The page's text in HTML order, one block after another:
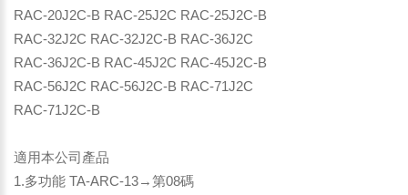
RAC-20J2C-B RAC-25J2C RAC-25J2C-B
RAC-32J2C RAC-32J2C-B RAC-36J2C
RAC-36J2C-B RAC-45J2C RAC-45J2C-B
RAC-56J2C RAC-56J2C-B RAC-71J2C
RAC-71J2C-B
適用本公司產品
1.多功能 TA-ARC-13→第08碼